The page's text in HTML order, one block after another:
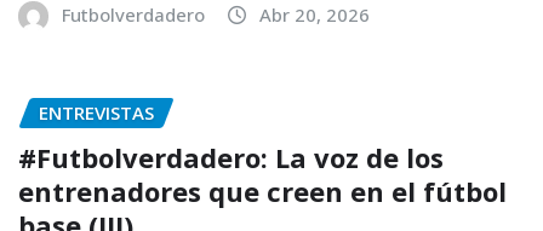
Futbolverdadero Abr 20, 2026
ENTREVISTAS
#Futbolverdadero: La voz de los
entrenadores que creen en el fútbol